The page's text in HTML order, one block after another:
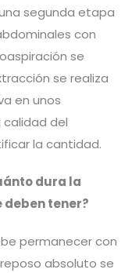
segunda etapa
con
se
se realiza
en unos
del
la cantidad.
dura la
deben tener?
permanecer con
absoluto se